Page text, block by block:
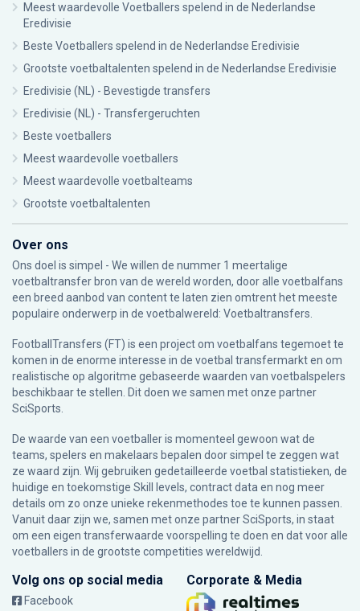
Meest waardevolle Voetballers spelend in de Nederlandse
Eredivisie
Beste Voetballers spelend in de Nederlandse Eredivisie
Grootste voetbaltalenten spelend in de Nederlandse Eredivisie
Eredivisie (NL) - Bevestigde transfers
Eredivisie (NL) - Transfergeruchten
Beste voetballers
Meest waardevolle voetballers
Meest waardevolle voetbalteams
Grootste voetbaltalenten
Over ons
Ons doel is simpel - We willen de nummer 1 meertalige
voetbaltransfer bron van de wereld worden, door alle voetbalfans
een breed aanbod van content te laten zien omtrent het meeste
populaire onderwerp in de voetbalwereld: Voetbaltransfers.
FootballTransfers (FT) is een project om voetbalfans tegemoet te
komen in de enorme interesse in de voetbal transfermarkt en om
realistische op algoritme gebaseerde waarden van voetbalspelers
beschikbaar te stellen. Dit doen we samen met onze partner
SciSports
De waarde van een voetballer is momenteel gewoon wat de
teams, spelers en makelaars bepalen door simpel te zeggen wat
ze waard zijn. Wij gebruiken gedetailleerde voetbal statistieken, de
huidige en toekomstige Skill levels, contract data en nog meer
details om zo onze unieke rekenmethodes toe te kunnen passen.
Vanuit daar zijn we, samen met onze partner SciSports, in staat
om een eigen transferwaarde voorspelling te doen en dat voor alle
voetballers in de grootste competities wereldwijd.
Volg ons op social media
Facebook
Corporate & Media